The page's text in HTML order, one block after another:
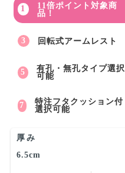
11倍ポイント対象商
品！
回転式アームレスト
有孔・無孔タイプ選択
可能
特注フタクッション付
選択可能
厚み
6.5cm